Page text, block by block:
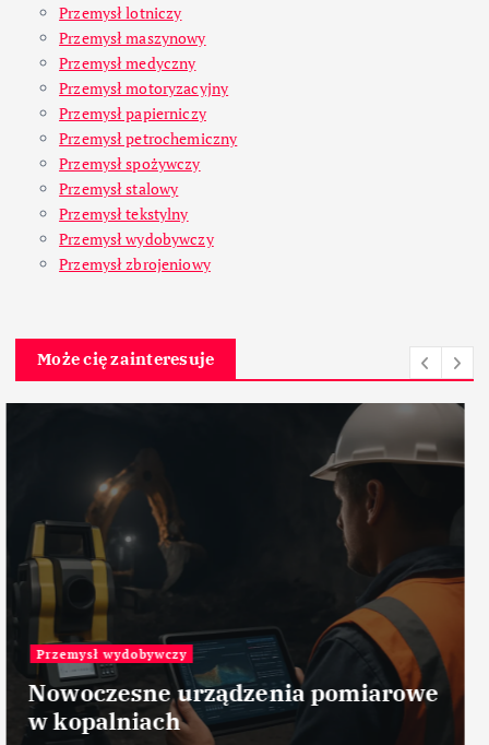
Przemysł lotniczy
Przemysł maszynowy
Przemysł medyczny
Przemysł motoryzacyjny
Przemysł papierniczy
Przemysł petrochemiczny
Przemysł spożywczy
Przemysł stalowy
Przemysł tekstylny
Przemysł wydobywczy
Przemysł zbrojeniowy
Może cię zainteresuje
Materiały
Ceramika tlenkowa Al2O3 –
ceramika – zastosowanie w
przemyśle